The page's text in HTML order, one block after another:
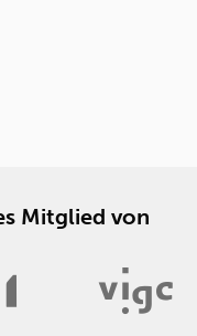
Mitglied von